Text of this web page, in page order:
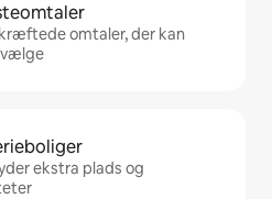
omtaler, der kan
ekstra plads og